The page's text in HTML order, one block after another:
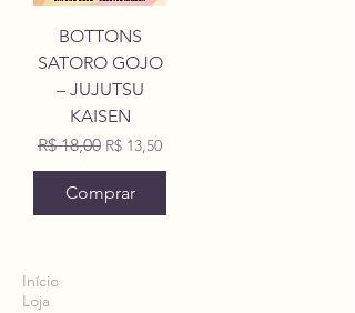
BOTTONS
SATORO GOJO
– JUJUTSU
KAISEN
Preço normal
R$ 18,00 Preço promocional
R$ 13,50
Comprar
Início
Loja